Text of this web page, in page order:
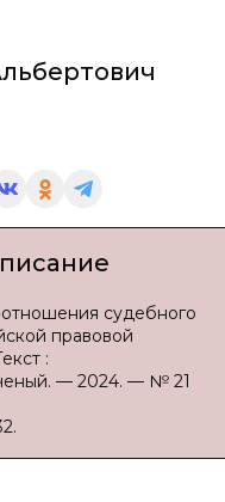
судебного
правовой
:
— 2024. — № 21